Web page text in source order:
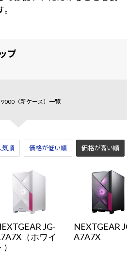
プ
9000（新ケース）一覧
気順 価格が低い順 価格が高い順
JG-
（ホワイ
）
NEXTGEAR
A7A7X